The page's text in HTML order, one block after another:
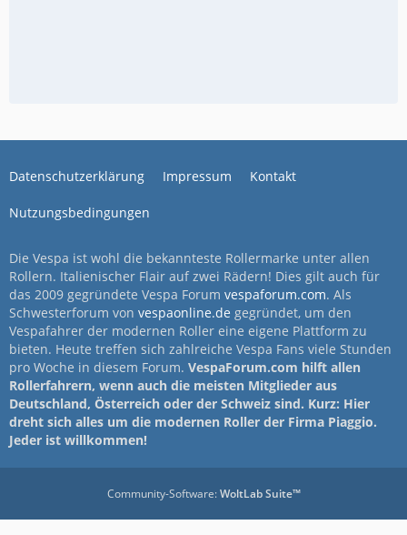
Datenschutzerklärung Impressum Kontakt
Nutzungsbedingungen
Die Vespa ist wohl die bekannteste Rollermarke unter allen
Rollern. Italienischer Flair auf zwei Rädern! Dies gilt auch für
das 2009 gegründete Vespa Forum vespaforum.com. Als
Schwesterforum von vespaonline.de gegründet, um den
Vespafahrer der modernen Roller eine eigene Plattform zu
bieten. Heute treffen sich zahlreiche Vespa Fans viele Stunden
pro Woche in diesem Forum. VespaForum.com hilft allen
Rollerfahrern, wenn auch die meisten Mitglieder aus
Deutschland, Österreich oder der Schweiz sind. Kurz: Hier
dreht sich alles um die modernen Roller der Firma Piaggio.
Jeder ist willkommen!
Community-Software:WoltLab Suite™